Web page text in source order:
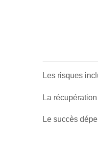
Les risques
La
Le succès